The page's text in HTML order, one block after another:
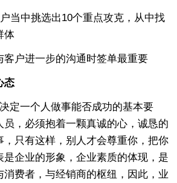
中挑选出10个重点攻克，从中找
体
户进一步的沟通时签单最重要
态
一个人做事能否成功的基本要
员，必须抱着一颗真诚的心，诚恳的
，只有这样，别人才会尊重你，把你
是企业的形象，企业素质的体现，是
消费者，与经销商的枢纽，因此，业